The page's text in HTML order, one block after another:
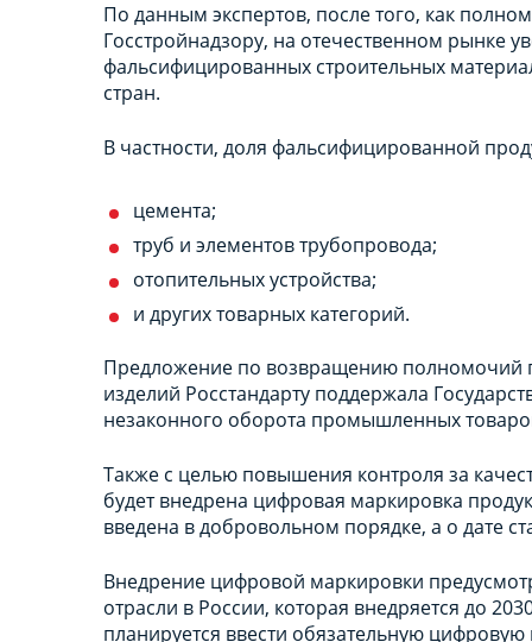
По данным экспертов, после того, как
Госстройнадзору, на отечественном рынке
фальсифицированных строительных
стран.
В частности, доля фальсифицированной
цемента;
труб и элементов трубопровода;
отопительных устройства;
и других товарных категорий.
Предложение по возвращению полномочий
изделий Росстандарту поддержала
незаконного оборота промышленных
Также с целью повышения контроля за
будет внедрена цифровая маркировка
введена в добровольном порядке, а о дате
Внедрение цифровой маркировки
отрасли в России, которая внедряется до
планируется ввести обязательную цифровую